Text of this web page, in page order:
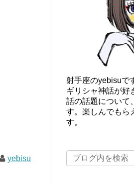
yebisu
射手座のyebisuで
ギリシャ神話が好
話の話題について
す。楽しんでもら
す。